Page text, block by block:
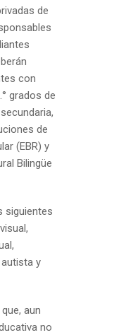
de
con
grados de
de
(EBR) y
Bilingüe
siguientes
y
aun
no